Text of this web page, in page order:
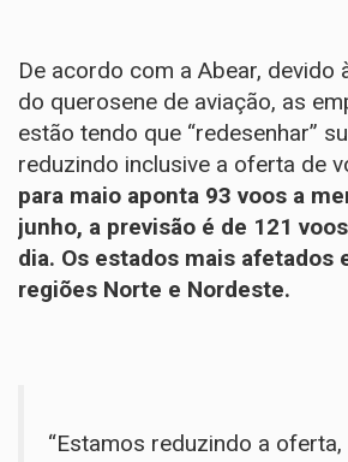
De acordo com a Abear, devido
do querosene de aviação, as
estão tendo que “redesenhar”
reduzindo inclusive a oferta de
para maio aponta 93 voos a
junho, a previsão é de 121
dia. Os estados mais afetados
regiões Norte e Nordeste.
“Estamos reduzindo a